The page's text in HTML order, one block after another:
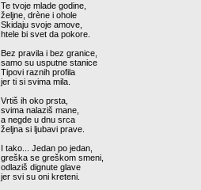
Te tvoje mlade godine,
željne, drène i ohole
Skidaju svoje amove,
htele bi svet da pokore.
Bez pravila i bez granice,
samo su usputne stanice
Tipovi raznih profila
jer ti si svima mila.
Vrtiš ih oko prsta,
svima nalaziš mane,
a negde u dnu srca
željna si ljubavi prave.
I tako... Jedan po jedan,
greška se greškom smeni,
odlaziš dignute glave
jer svi su oni kreteni.